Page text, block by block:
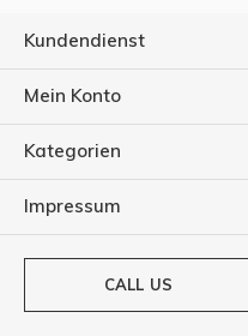
Kundendienst
Mein Konto
Kategorien
Impressum
CALL US